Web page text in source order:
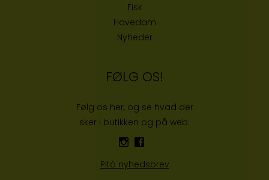
Fisk
Havedam
Nyheder
FØLG OS!
Følg os her, og se hvad der
sker i butikken og på web:
Pitó nyhedsbrev